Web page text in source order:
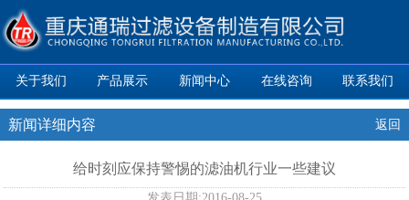
关于我们 产品展示 新闻中心 在线咨询 联系我们
新闻详细内容 返回
给时刻应保持警惕的滤油机行业一些建议